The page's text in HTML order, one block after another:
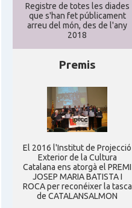
Registre de totes les diades
que s'han fet públicament
arreu del món, des de l'any
2018
Premis
El 2016 l'Institut de Projecció
Exterior de la Cultura
Catalana ens atorgà el PREMI
JOSEP MARIA BATISTA I
ROCA per reconéixer la tasca
de CATALANSALMON